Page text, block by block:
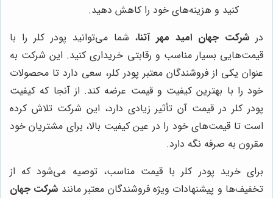
کنید و هزینه‌های خود را کاهش دهید.
در شرکت جهان امید مهر آتنا، شما می‌توانید پودر کلر را با
قیمت‌هایی بسیار مناسب و رقابتی خریداری کنید. این شرکت به
عنوان یکی از فروشندگان معتبر پودر کلر، سعی دارد تا محصولات
خود را با بهترین کیفیت و قیمت عرضه کند. از آنجا که کیفیت
پودر کلر در قیمت آن تأثیر زیادی دارد، این شرکت تلاش کرده
است تا قیمت‌های خود را در عین کیفیت بالا، برای مشتریان خود
مقرون به صرفه نگه دارد.
برای خرید پودر کلر با قیمت مناسب، توصیه می‌شود که از
تخفیف‌ها و پیشنهادات ویژه فروشندگان معتبر مانند شرکت جهان